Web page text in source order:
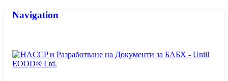
Navigation